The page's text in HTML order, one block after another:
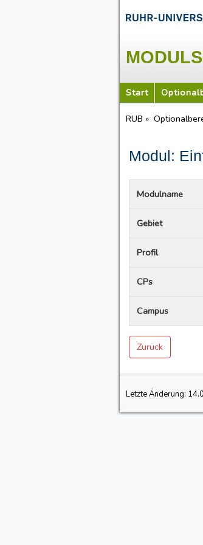
Start
RUB »
Modul:
Modulname
Gebiet
Profil
CPs
Campus
Zurück
Letzte Änderung: